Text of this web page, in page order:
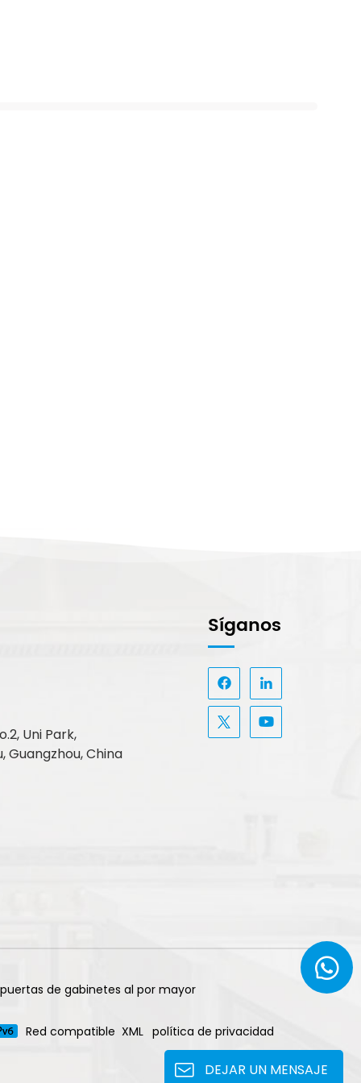
Uni Park,
Guangzhou, China
Síganos
de gabinetes al por mayor
Red compatible XML política de privacidad
DEJAR UN MENSAJE